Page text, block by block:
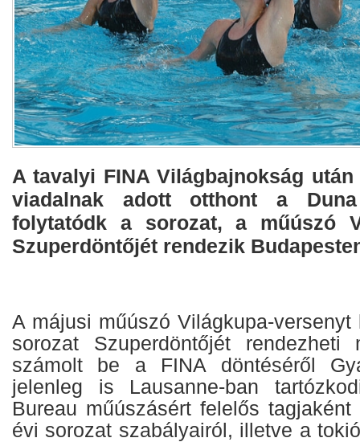
A tavalyi FINA Világbajnokság
viadalnak adott otthont a
folytatódk a sorozat, a műúszó
Szuperdöntőjét rendezik
A májusi műúszó Világkupa-
sorozat Szuperdöntőjét
számolt be a FINA döntéséről
jelenleg is Lausanne-ban
Bureau műúszásért felelős
évi sorozat szabályairól, illetve a